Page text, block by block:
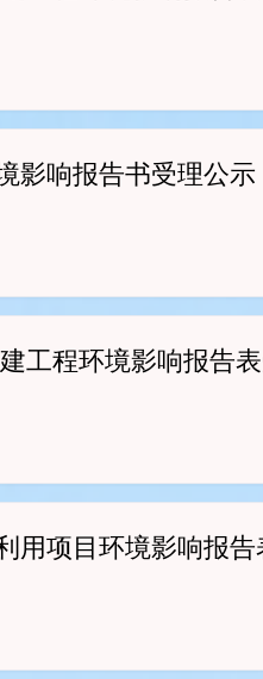
影响报告书受理公示
工程环境影响报告
用项目环境影响报